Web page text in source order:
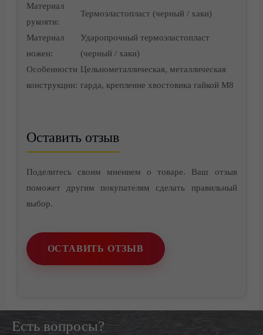
Материал
рукояти:
Термоэластопласт (черный / хаки)
Материал
ножен:
Ударопрочный термоэластопласт
(черный / хаки)
Особенности
конструкции:
Цельнометаллическая, металлическая
гарда, крепление хвостовика гайкой М8
Оставить отзыв
Поделитесь своим мнением о товаре. Ваш отзыв
поможет другим покупателям сделать правильный
выбор.
ОСТАВИТЬ ОТЗЫВ
Есть вопросы?